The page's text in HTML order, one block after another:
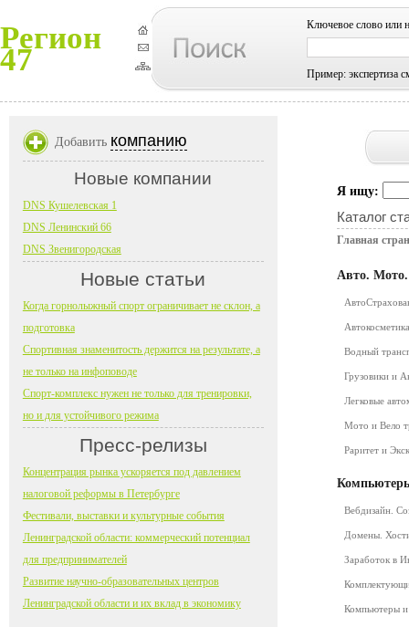
Регион
47
Ключевое слово или
Пример: экспертиза
Я ищу:
Каталог
Главная
Авто.
Водный
Грузовики и
Легковые
Мото и Вело
Раритет и
Вебдизайн.
Домены.
Заработок в
Компьютеры
Добавить компанию
Новые компании
DNS Кушелевская 1
DNS Ленинский 66
DNS Звенигородская
Новые статьи
Когда горнолыжный спорт ограничивает не склон, а
подготовка
Спортивная знаменитость держится на результате, а
не только на инфоповоде
Спорт-комплекс нужен не только для тренировки,
но и для устойчивого режима
Пресс-релизы
Концентрация рынка ускоряется под давлением
налоговой реформы в Петербурге
Фестивали, выставки и культурные события
Ленинградской области: коммерческий потенциал
для предпринимателей
Развитие научно-образовательных центров
Ленинградской области и их вклад в экономику